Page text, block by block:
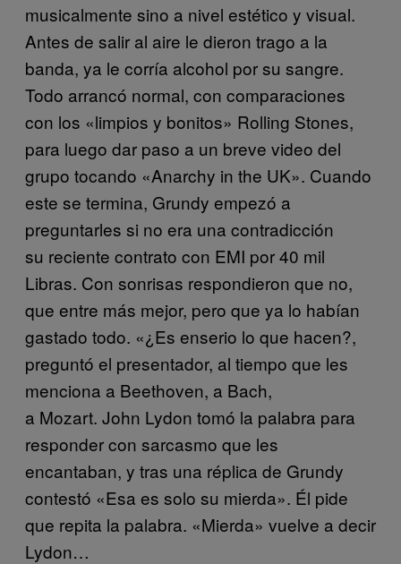
musicalmente sino a nivel estético y visual.
Antes de salir al aire le dieron trago a la
banda, ya le corría alcohol por su sangre.
Todo arrancó normal, con comparaciones
con los «limpios y bonitos» Rolling Stones,
para luego dar paso a un breve video del
grupo tocando «Anarchy in the UK». Cuando
este se termina, Grundy empezó a
preguntarles si no era una contradicción
su reciente contrato con EMI por 40 mil
Libras. Con sonrisas respondieron que no,
que entre más mejor, pero que ya lo habían
gastado todo. «¿Es enserio lo que hacen?,
preguntó el presentador, al tiempo que les
menciona a Beethoven, a Bach,
a Mozart. John Lydon tomó la palabra para
responder con sarcasmo que les
encantaban, y tras una réplica de Grundy
contestó «Esa es solo su mierda». Él pide
que repita la palabra. «Mierda» vuelve a decir
Lydon…